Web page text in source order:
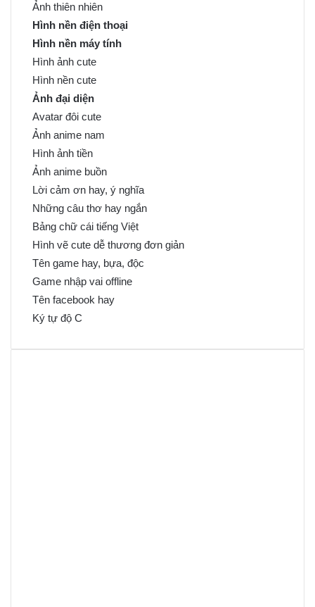
Ảnh thiên nhiên
Hình nền điện thoại
Hình nền máy tính
Hình ảnh cute
Hình nền cute
Ảnh đại diện
Avatar đôi cute
Ảnh anime nam
Hình ảnh tiền
Ảnh anime buồn
Lời cảm ơn hay, ý nghĩa
Những câu thơ hay ngắn
Bảng chữ cái tiếng Việt
Hình vẽ cute dễ thương đơn giản
Tên game hay, bựa, độc
Game nhập vai offline
Tên facebook hay
Ký tự độ C